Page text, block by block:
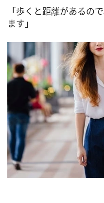
「歩くと距離があるの
ます」